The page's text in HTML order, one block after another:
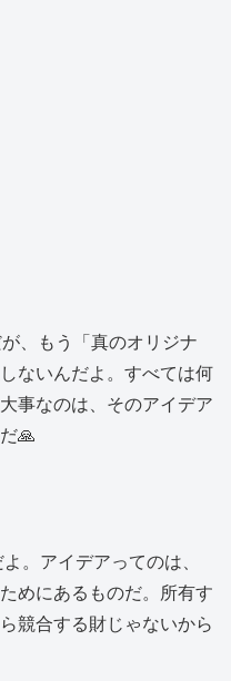
、もう「真のオリジナ
ないんだよ。すべては何
事なのは、そのアイデア
🙏
。アイデアってのは、
めにあるものだ。所有す
競合する財じゃないから